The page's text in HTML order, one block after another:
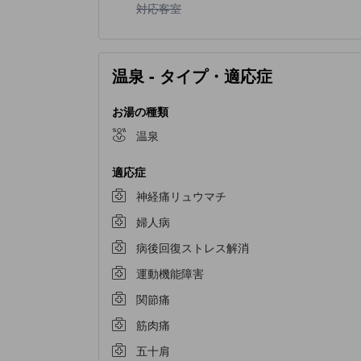
対応客室
温泉 - タイプ・適応症
お湯の種類
温泉
適応症
神経痛リュウマチ
婦人病
病後回復ストレス解消
運動機能障害
関節痛
筋肉痛
五十肩